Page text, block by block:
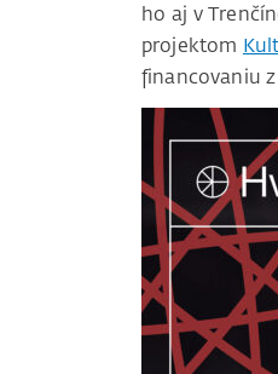
ho aj v
projektom
financovaniu